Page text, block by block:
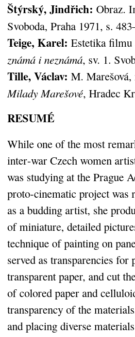
Štýrský, Jindřich: Obraz.
Svoboda, Praha 1971, s.
Teige, Karel: Estetika
známá i neznámá, sv. 1.
Tille, Václav: M. Marešová,
Milady Marešové, Hradec
RESUMÉ
While one of the most
inter‑war Czech women
was studying at the Prague
proto‑cinematic project
as a budding artist, she
of miniature, detailed
technique of painting on
served as transparencies
transparent paper, and cut
of colored paper and
transparency of the
and placing diverse